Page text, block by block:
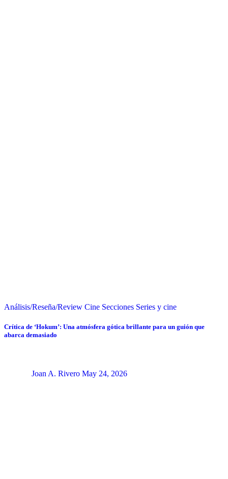
Análisis/Reseña/Review Cine Secciones Series y cine
Crítica de ‘Hokum’: Una atmósfera gótica brillante para un guión que
abarca demasiado
Joan A. Rivero May 24, 2026